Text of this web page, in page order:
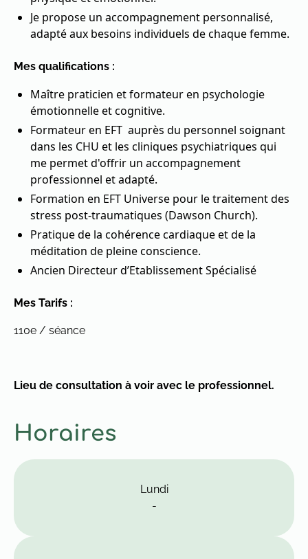
Je propose un accompagnement personnalisé,
adapté aux besoins individuels de chaque femme.
Mes qualifications :
Maître praticien et formateur en psychologie
émotionnelle et cognitive.
Formateur en EFT auprès du personnel soignant
dans les CHU et les cliniques psychiatriques qui
me permet d'offrir un accompagnement
professionnel et adapté.
Formation en EFT Universe pour le traitement des
stress post-traumatiques (Dawson Church).
Pratique de la cohérence cardiaque et de la
méditation de pleine conscience.
Ancien Directeur d’Etablissement Spécialisé
Mes Tarifs :
110e / séance
Lieu de consultation à voir avec le professionnel.
Horaires
Lundi
-